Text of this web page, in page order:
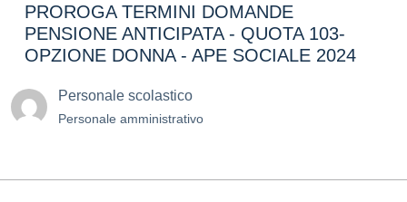
PROROGA TERMINI DOMANDE
PENSIONE ANTICIPATA - QUOTA 103-
OPZIONE DONNA - APE SOCIALE 2024
Personale scolastico
Personale amministrativo